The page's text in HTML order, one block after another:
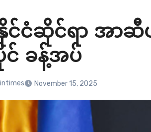
ာနိုင်ငံဆိုင်ရာ အ
ခန့်အပ်
November 15, 2025